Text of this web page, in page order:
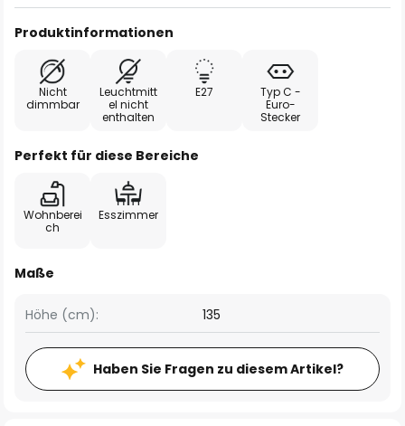
Produktinformationen
Nicht
dimmbar
Leuchtmitt
el nicht
enthalten
E27
Typ C -
Euro-
Stecker
Perfekt für diese Bereiche
Wohnberei
ch
Esszimmer
Maße
Höhe (cm): 135
Haben Sie Fragen zu diesem Artikel?